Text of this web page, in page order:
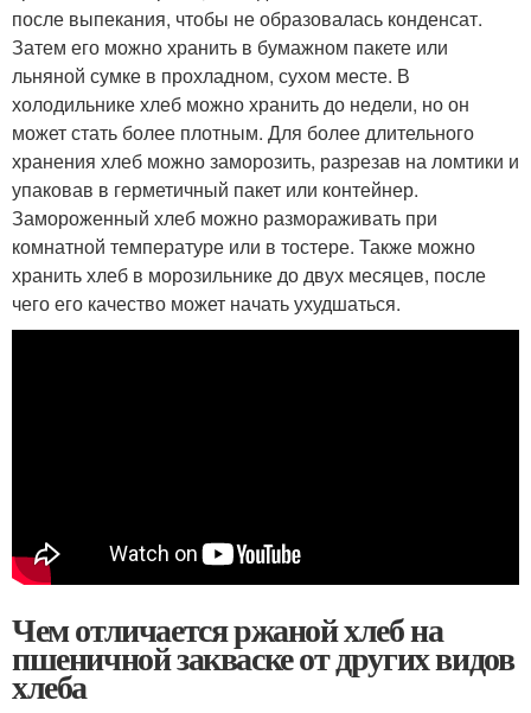
после выпекания, чтобы не образовалась конденсат.
Затем его можно хранить в бумажном пакете или
льняной сумке в прохладном, сухом месте. В
холодильнике хлеб можно хранить до недели, но он
может стать более плотным. Для более длительного
хранения хлеб можно заморозить, разрезав на ломтики и
упаковав в герметичный пакет или контейнер.
Замороженный хлеб можно размораживать при
комнатной температуре или в тостере. Также можно
хранить хлеб в морозильнике до двух месяцев, после
чего его качество может начать ухудшаться.
Чем отличается ржаной хлеб на
пшеничной закваске от других видов
хлеба